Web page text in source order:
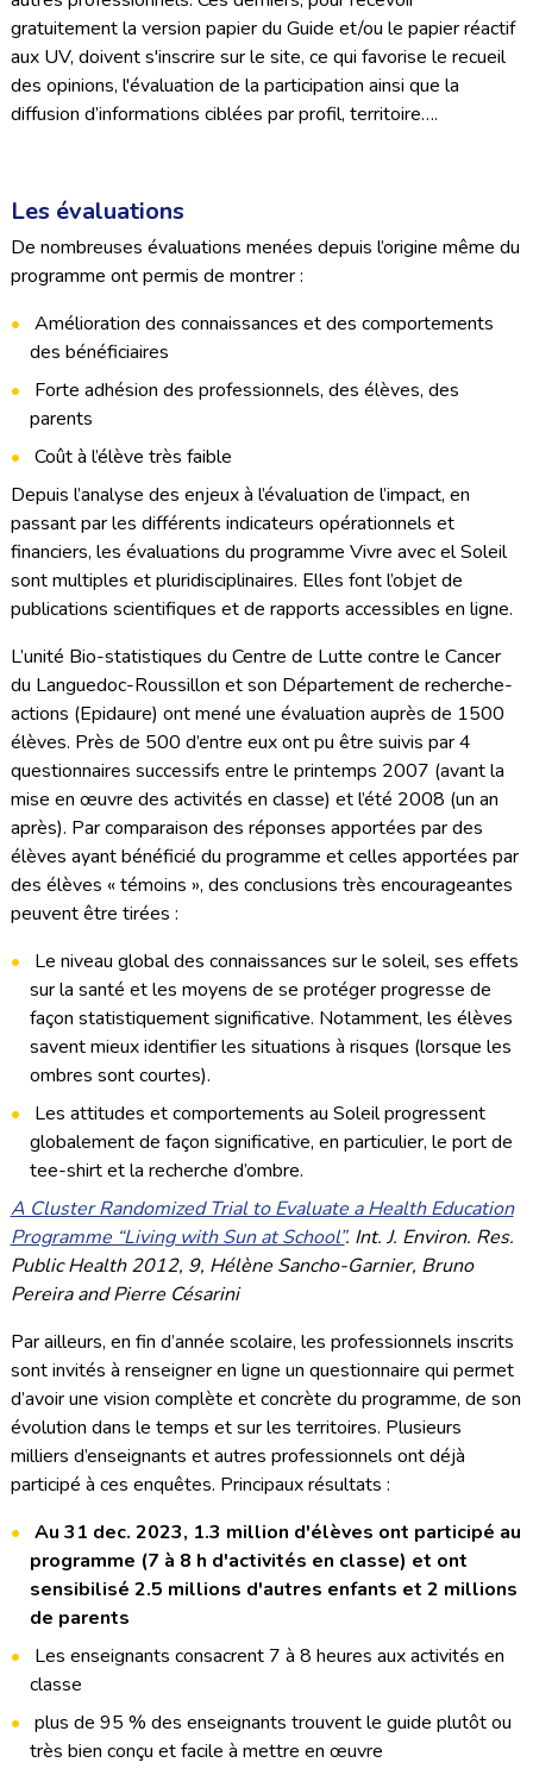
gratuitement la version papier du Guide et/ou le papier réactif
aux UV, doivent s'inscrire sur le site, ce qui favorise le recueil
des opinions, l'évaluation de la participation ainsi que la
diffusion d’informations ciblées par profil, territoire….
Les évaluations
De nombreuses évaluations menées depuis l’origine même du
programme ont permis de montrer :
Amélioration des connaissances et des comportements
des bénéficiaires
Forte adhésion des professionnels, des élèves, des
parents
Coût à l’élève très faible
Depuis l’analyse des enjeux à l’évaluation de l’impact, en
passant par les différents indicateurs opérationnels et
financiers, les évaluations du programme Vivre avec el Soleil
sont multiples et pluridisciplinaires. Elles font l’objet de
publications scientifiques et de rapports accessibles en ligne.
L’unité Bio-statistiques du Centre de Lutte contre le Cancer
du Languedoc-Roussillon et son Département de recherche-
actions (Epidaure) ont mené une évaluation auprès de 1500
élèves. Près de 500 d’entre eux ont pu être suivis par 4
questionnaires successifs entre le printemps 2007 (avant la
mise en œuvre des activités en classe) et l’été 2008 (un an
après). Par comparaison des réponses apportées par des
élèves ayant bénéficié du programme et celles apportées par
des élèves « témoins », des conclusions très encourageantes
peuvent être tirées :
Le niveau global des connaissances sur le soleil, ses effets
sur la santé et les moyens de se protéger progresse de
façon statistiquement significative. Notamment, les élèves
savent mieux identifier les situations à risques (lorsque les
ombres sont courtes).
Les attitudes et comportements au Soleil progressent
globalement de façon significative, en particulier, le port de
tee-shirt et la recherche d’ombre.
A Cluster Randomized Trial to Evaluate a Health Education
Programme “Living with Sun at School”. Int. J. Environ. Res.
Public Health 2012, 9, Hélène Sancho-Garnier, Bruno
Pereira and Pierre Césarini
Par ailleurs, en fin d’année scolaire, les professionnels inscrits
sont invités à renseigner en ligne un questionnaire qui permet
d’avoir une vision complète et concrète du programme, de son
évolution dans le temps et sur les territoires. Plusieurs
milliers d’enseignants et autres professionnels ont déjà
participé à ces enquêtes. Principaux résultats :
Au 31 dec. 2023, 1.3 million d'élèves ont participé au
programme (7 à 8 h d'activités en classe) et ont
sensibilisé 2.5 millions d'autres enfants et 2 millions
de parents
Les enseignants consacrent 7 à 8 heures aux activités en
classe
plus de 95 % des enseignants trouvent le guide plutôt ou
très bien conçu et facile à mettre en œuvre